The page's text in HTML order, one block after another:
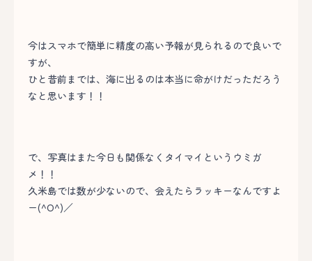
今はスマホで簡単に精度の高い予報が見られるので良いで
すが、
ひと昔前までは、海に出るのは本当に命がけだっただろう
なと思います！！
で、写真はまた今日も関係なくタイマイというウミガ
メ！！
久米島では数が少ないので、会えたらラッキーなんですよ
ー(^O^)／